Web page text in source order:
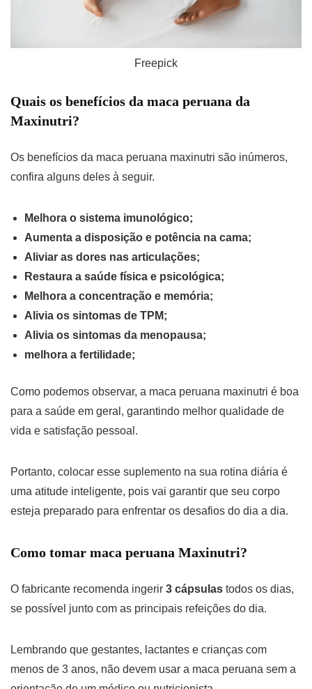
Freepick
Quais os benefícios da maca peruana da
Maxinutri?
Os benefícios da maca peruana maxinutri são inúmeros,
confira alguns deles à seguir.
Melhora o sistema imunológico;
Aumenta a disposição e potência na cama;
Aliviar as dores nas articulações;
Restaura a saúde física e psicológica;
Melhora a concentração e memória;
Alivia os sintomas de TPM;
Alivia os sintomas da menopausa;
melhora a fertilidade;
Como podemos observar, a maca peruana maxinutri é boa
para a saúde em geral, garantindo melhor qualidade de
vida e satisfação pessoal.
Portanto, colocar esse suplemento na sua rotina diária é
uma atitude inteligente, pois vai garantir que seu corpo
esteja preparado para enfrentar os desafios do dia a dia.
Como tomar maca peruana Maxinutri?
O fabricante recomenda ingerir 3 cápsulas todos os dias,
se possível junto com as principais refeições do dia.
Lembrando que gestantes, lactantes e crianças com
menos de 3 anos, não devem usar a maca peruana sem a